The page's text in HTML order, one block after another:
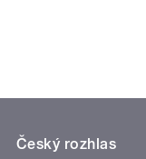
Český rozhlas